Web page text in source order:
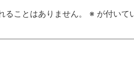
ることはありません。 ※ が付いて